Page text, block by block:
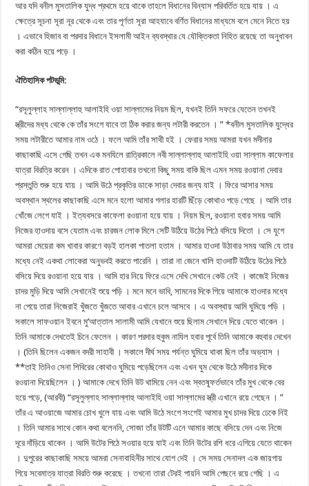
আর যদি বনীল মুসতালিক যুদ্ধ প্রথমে হয়ে থাকে তাহলে বিধানের বিন্যাস পরিবর্তিত হয়ে যায় । এ
ক্ষেত্রে সূচনা সূরা নূর থেকে এবং তার পূর্ণতা সূরা আহযাবে বর্ণিত বিধানের মাধ্যমে বলে মেনে নিতে হয়
। এভাবে হিজাব বা পরদার বিধানে ইসলামী আইন ব্যবস্থার যে যৌক্তিকতা নিহিত রয়েছে তা অনুধাবন
করা কঠিন হয়ে পড়ে ।
ঐতিহাসিক পটভূমি:
“রসূলুল্লাহ সাল্লাল্লাহু আলাইহি ওয়া সাল্লামের নিয়ম ছিল, যখনই তিনি সফরে যেতেন তখনই
স্ত্রীদের মধ্য থেকে কে তাঁর সংগে যাবে তা ঠিক করার জন্য লটারী করতেন । ” *বনীল মুসতালিক যুদ্ধের
সময় লটারীতে আমার নাম ওঠে । ফলে আমি তাঁর সাথী হই । ফেরার সময় আমরা যখন মদীনার
কাছাকাছি এসে গেছি তখন এক মনযিলে রাত্রিকালে নবী সাল্লাল্লাহু আলাইহি ওয়া সাল্লাম কাফেলার
যাত্রা বিরত্রি করেন । এদিকে রাত পোহাবার তখনো কিছু সময় বাকি ছিল এমন সময় রওয়ানা দেবার
প্রস্তুতি শুরু হয়ে যায় । আমি উঠে প্রকৃতির ডাকে সাড়া দেবার জন্য যাই । ফিরে আসার সময়
অবস্থান স্থলের কাছাকাছি এসে মনে হলো আমার গলার হারটি ছিঁড়ে কোথাও পড়ে গেছে । আমি তার
খোঁজে লেগে যাই । ইত্যবসরে কাফেলা রওয়ানা হয়ে যায় । নিয়ম ছিল, রওয়ানা হবার সময় আমি
নিজের হাওদায় বসে যেতাম এবং চারজন লোক মিলে সেটি উঠিয়ে উঠের পিঠে বসিয়ে দিতো । সে যুগে
আমরা মেয়েরা কম খাবার কারণে বড়ই হালকা পাতলা হতাম । আমার হাওদা উঠাবার সময় আমি যে তার
মধ্যে নেই একথা লোকেরা অনুভবই করতে পারেনি । তারা না জেনে খালি হাওদাটি উঠিয়ে উঠের পিঠে
বসিয়ে দিয়ে রওয়ানা হয়ে যায় । আমি হার নিয়ে ফিরে এসে দেখি সেখানে কেউ নেই । কাজেই নিজের
চাদর মুড়ি দিয়ে আমি সেখানেই শুয়ে পড়ি । মনে মনে ভাবি, সামনের দিকে গিয়ে আমাকে হাওদার মধ্যে
না পেয়ে তারা নিজেরাই খুঁজতে খুঁজতে আবার এখানে চলে আসবে । এ অবস্থায় আমি ঘুমিয়ে পড়ি ।
সকালে সাফওয়ান ইবনে মু’আত্তাল সালামী আমি যেখানে শুয়ে ছিলাম সেখানে দিয়ে যেতে থাকেন ।
তিনি আমাকে দেখতেই চিনে ফেলেন । কারণ পরদার হুকুম নাযিল হবার পূর্বে তিনি আমাকে বহুবার দেখেন
। (তিনি ছিলেন একজন বদরী সাহাবী । সকালে দীর্ঘ সময় পর্যন্ত ঘুমিয়ে থাকা ছিল তাঁর অভ্যাস ।
**তাই তিনিও সেনা শিবিরের কোথাও ঘুমিয়ে পড়েছিলেন এবং এখন ঘুম থেকে উঠে মদীনার দিকে
রওয়ানা দিয়েছিলেন । ) আমাকে দেখে তিনি উট থামিয়ে নেন এবং স্বতষ্ফূর্তভাবে তাঁর মুখ থেকে বের
হয়ে পড়ে, (আরবী) “রসূলুল্লাহ সাল্লাল্লাহু আলাইহি ওয়া সাল্লামের স্ত্রী এখানে রয়ে গেছেন । ”
তাঁর এ আওয়াজে আমার চোখ খুলে যায় এবং আমি উঠে সংগে সংগেই আমার মুখ চাদর দিয়ে ঢেকে নিই
। তিনি আমার সাথে কোন কথা বলেননি, সোজা তাঁর উটটি এনে আমার কাছে বসিয়ে দেন এবং নিজে
দূরে দাঁড়িয়ে থাকেন । আমি উটের পিঠে সওয়ার হয়ে যাই এবং তিনি উটের রশি ধরে এগিয়ে যেতে থাকেন
। দুপুরের কাছাকাছি সময়ে আমরা সেনাবাহিনীর সাথে যোগ দেই । সে সময় সেনাদল এক জায়গায়
গিয়ে সবেমাত্র যাত্রা বিরতি শুরু করেছে । তখনো তারা টেরই পায়নি আমি পেছনে রয়ে গেছি । এ